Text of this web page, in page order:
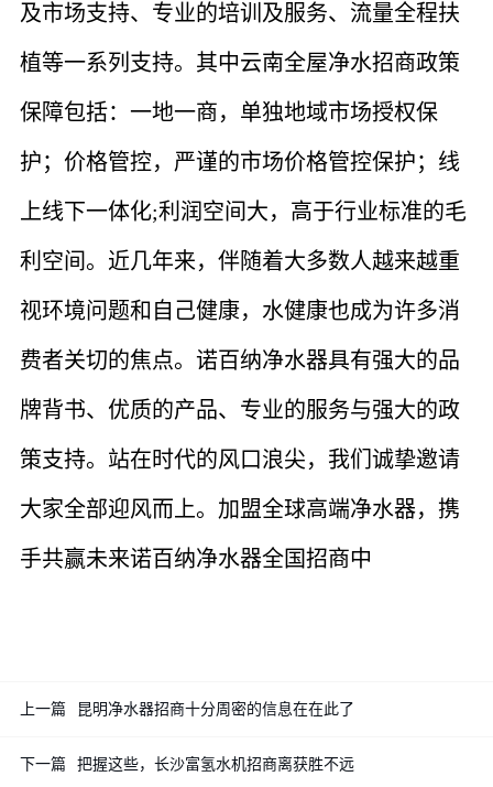
及市场支持、专业的培训及服务、流量全程扶
植等一系列支持。其中云南全屋净水招商政策
保障包括：一地一商，单独地域市场授权保
护；价格管控，严谨的市场价格管控保护；线
上线下一体化;利润空间大，高于行业标准的毛
利空间。近几年来，伴随着大多数人越来越重
视环境问题和自己健康，水健康也成为许多消
费者关切的焦点。诺百纳净水器具有强大的品
牌背书、优质的产品、专业的服务与强大的政
策支持。站在时代的风口浪尖，我们诚挚邀请
大家全部迎风而上。加盟全球高端净水器，携
手共赢未来诺百纳净水器全国招商中
上一篇 昆明净水器招商十分周密的信息在在此了
下一篇 把握这些，长沙富氢水机招商离获胜不远